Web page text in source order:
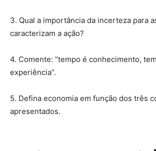
3. Qual a importância da incerteza para
caracterizam a ação?
4. Comente: “tempo é conhecimento,
experiência”.
5. Defina economia em função dos três
apresentados.